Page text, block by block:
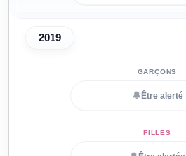
2019
🔔 Être alerté